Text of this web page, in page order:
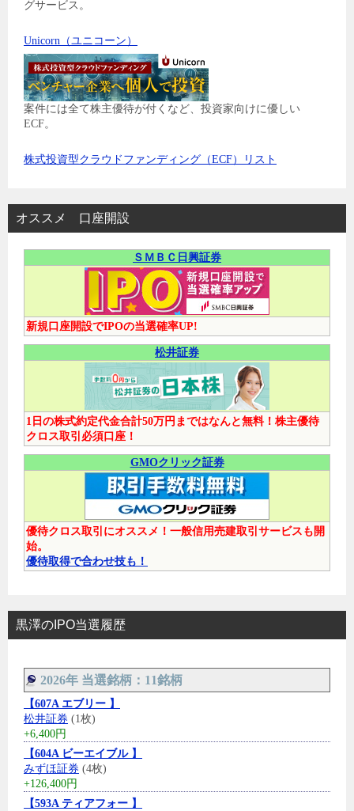
グサービス。
Unicorn（ユニコーン）
案件には全て株主優待が付くなど、投資家向けに優しい
ECF。
株式投資型クラウドファンディング（ECF）リスト
オススメ 口座開設
ＳＭＢＣ日興証券
新規口座開設でIPOの当選確率UP!
松井証券
1日の株式約定代金合計50万円まではなんと無料！株主優待
クロス取引必須口座！
GMOクリック証券
優待クロス取引にオススメ！一般信用売建取引サービスも開
始。
優待取得で合わせ技も！
黒澤のIPO当選履歴
2026年 当選銘柄：11銘柄
【607A エブリー 】
松井証券 (1枚)
+6,400円
【604A ビーエイブル 】
みずほ証券 (4枚)
+126,400円
【593A ティアフォー 】